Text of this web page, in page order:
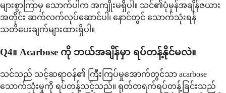
များစွာကြာမှ သောက်ပါက အကျိုးမရှိပါ။ သင်၏ပုံမှန်အချိန်ဇယား
အတိုင်း ဆက်လက်လုပ်ဆောင်ပါ၊ နောင်တွင် သောက်သုံးရန်
သတိပေးချက်များထားရှိပါ။
Q4။ Acarbose ကို ဘယ်အချိန်မှာ ရပ်တန့်နိုင်မလဲ။
သင်သည် သင့်ဆရာဝန်၏ ကြီးကြပ်မှုအောက်တွင်သာ acarbose
သောက်သုံးမှုကို ရပ်တန့်သင့်သည်။ ရုတ်တရက်ရပ်တန့်ခြင်းသည်